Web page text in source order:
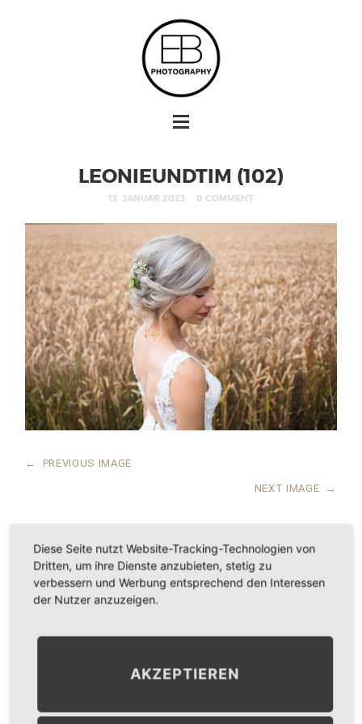
LEONIEUNDTIM (102)
13. JANUAR 2023 0 COMMENT
← PREVIOUS IMAGE
NEXT IMAGE →
LEAVE A COMMENT
Diese Seite nutzt Website-Tracking-Technologien von
Dritten, um ihre Dienste anzubieten, stetig zu
verbessern und Werbung entsprechend den Interessen
der Nutzer anzuzeigen.
AKZEPTIEREN